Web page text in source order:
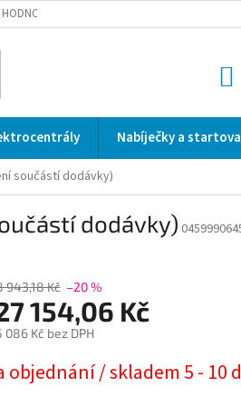
HODNOCENÍ OBCHODU SERVIS /
Nabíječky a
součástí dodávky)
dodávky)
943,18 Kč –20 %
154,06 Kč
086 Kč bez DPH
objednání / skladem 5 - 10